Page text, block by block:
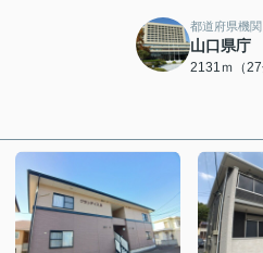
都道府県機関
山口県庁
2131ｍ（27